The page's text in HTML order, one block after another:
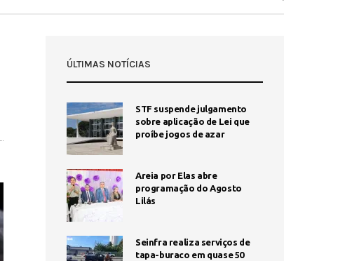
ÚLTIMAS NOTÍCIAS
STF suspende julgamento
sobre aplicação de Lei que
proíbe jogos de azar
Areia por Elas abre
programação do Agosto
Lilás
Seinfra realiza serviços de
tapa-buraco em quase 50